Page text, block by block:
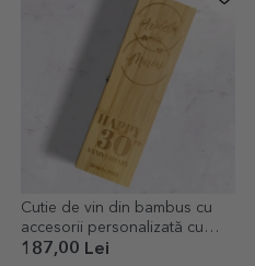
Cutie de vin din bambus cu
accesorii personalizată cu
mesaj - Aniversare
187,00 Lei